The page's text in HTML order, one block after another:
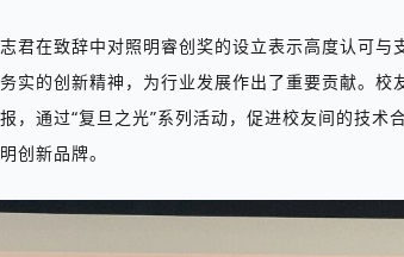
君在致辞中对照明睿创奖的设立表示高度认可与
实的创新精神，为行业发展作出了重要贡献。校
，通过“复旦之光”系列活动，促进校友间的技术
创新品牌。